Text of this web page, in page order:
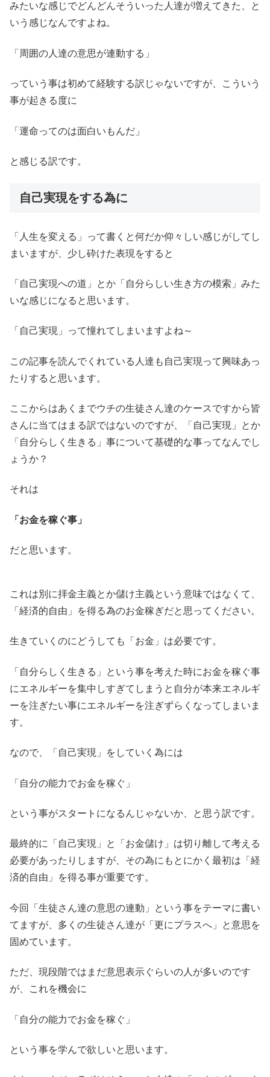
みたいな感じでどんどんそういった人達が増えてきた、と
いう感じなんですよね。
「周囲の人達の意思が連動する」
っていう事は初めて経験する訳じゃないですが、こういう
事が起きる度に
「運命ってのは面白いもんだ」
と感じる訳です。
自己実現をする為に
「人生を変える」って書くと何だか仰々しい感じがしてし
まいますが、少し砕けた表現をすると
「自己実現への道」とか「自分らしい生き方の模索」みた
いな感じになると思います。
「自己実現」って憧れてしまいますよね～
この記事を読んでくれている人達も自己実現って興味あっ
たりすると思います。
ここからはあくまでウチの生徒さん達のケースですから皆
さんに当てはまる訳ではないのですが、「自己実現」とか
「自分らしく生きる」事について基礎的な事ってなんでし
ょうか？
それは
「お金を稼ぐ事」
だと思います。
これは別に拝金主義とか儲け主義という意味ではなくて、
「経済的自由」を得る為のお金稼ぎだと思ってください。
生きていくのにどうしても「お金」は必要です。
「自分らしく生きる」という事を考えた時にお金を稼ぐ事
にエネルギーを集中しすぎてしまうと自分が本来エネルギ
ーを注ぎたい事にエネルギーを注ぎずらくなってしまいま
す。
なので、「自己実現」をしていく為には
「自分の能力でお金を稼ぐ」
という事がスタートになるんじゃないか、と思う訳です。
最終的に「自己実現」と「お金儲け」は切り離して考える
必要があったりしますが、その為にもとにかく最初は「経
済的自由」を得る事が重要です。
今回「生徒さん達の意思の連動」という事をテーマに書い
てますが、多くの生徒さん達が「更にプラスへ」と意思を
固めています。
ただ、現段階ではまだ意思表示ぐらいの人が多いのです
が、これを機会に
「自分の能力でお金を稼ぐ」
という事を学んで欲しいと思います。